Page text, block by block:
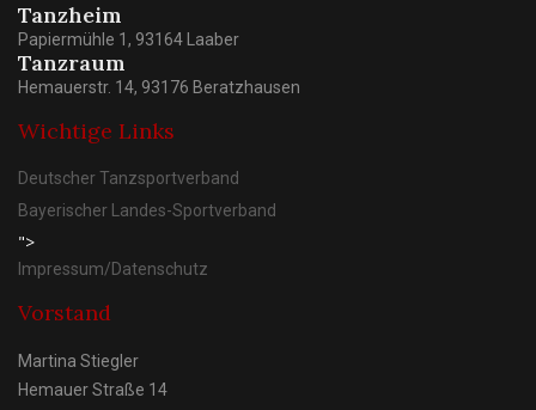
Tanzheim
Papiermühle 1, 93164 Laaber
Tanzraum
Hemauerstr. 14, 93176 Beratzhausen
Wichtige Links
Deutscher Tanzsportverband
Bayerischer Landes-Sportverband
">
Impressum/Datenschutz
Vorstand
Martina Stiegler
Hemauer Straße 14